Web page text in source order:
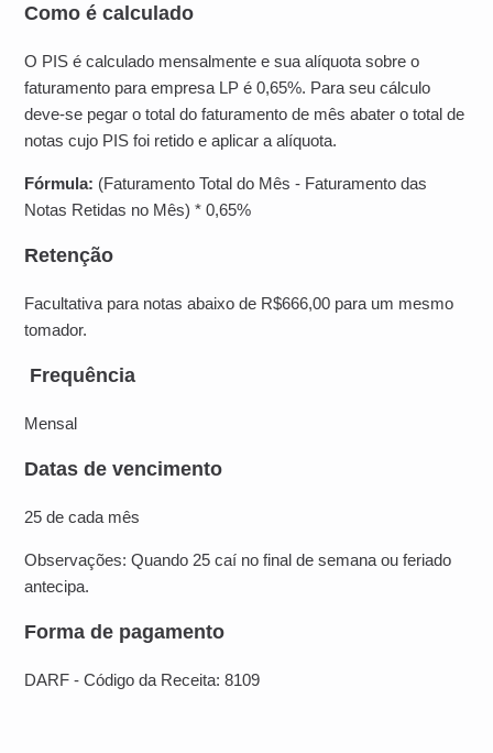
Como é calculado
O PIS é calculado mensalmente e sua alíquota sobre o
faturamento para empresa LP é 0,65%. Para seu cálculo
deve-se pegar o total do faturamento de mês abater o total de
notas cujo PIS foi retido e aplicar a alíquota.
Fórmula: (Faturamento Total do Mês - Faturamento das
Notas Retidas no Mês) * 0,65%
Retenção
Facultativa para notas abaixo de R$666,00 para um mesmo
tomador.
Frequência
Mensal
Datas de vencimento
25 de cada mês
Observações: Quando 25 caí no final de semana ou feriado
antecipa.
Forma de pagamento
DARF - Código da Receita: 8109